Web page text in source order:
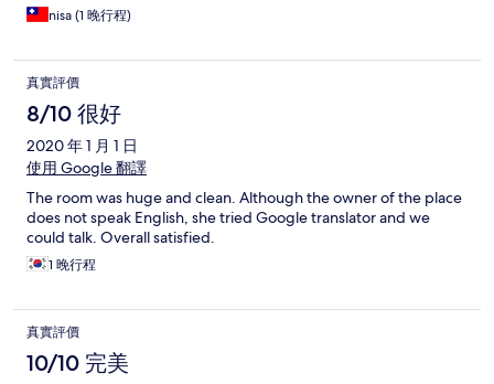
nisa (1 晚行程)
真實評價
8/10 很好
2020 年 1 月 1 日
使用 Google 翻譯
The room was huge and clean. Although the owner of the place
does not speak English, she tried Google translator and we
could talk. Overall satisfied.
1 晚行程
真實評價
10/10 完美